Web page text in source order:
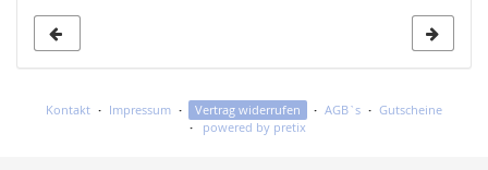
Kontakt Impressum Vertrag widerrufen AGB`s
Gutscheine
powered by pretix